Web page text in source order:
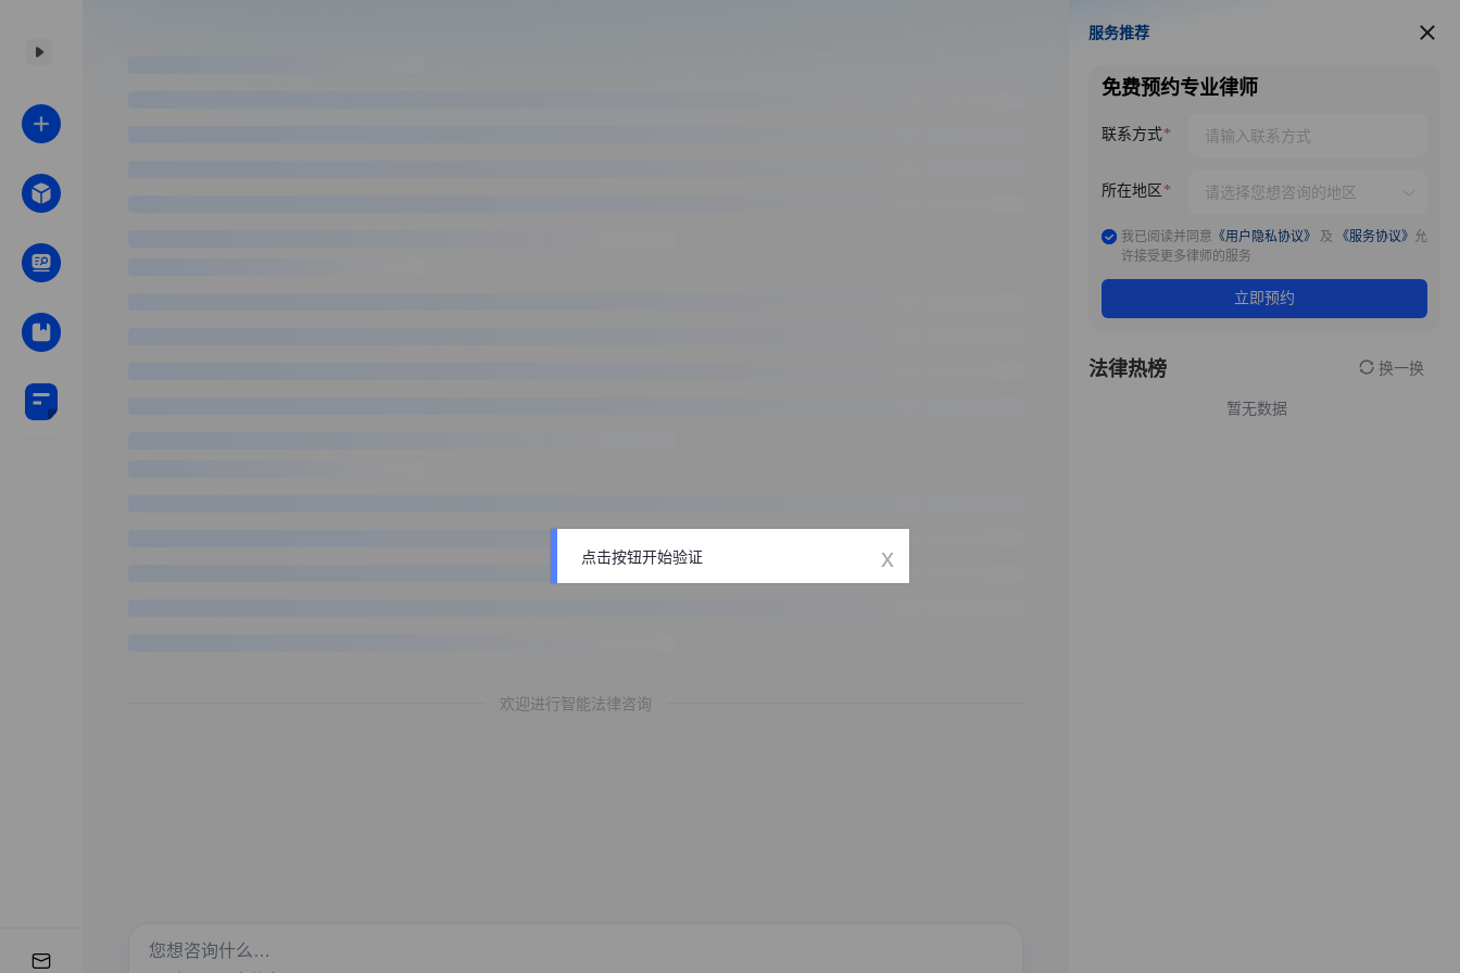
欢迎进行智能法律咨询
服务推荐
服务推荐
免费预约专业律师
联系方式
所在地区
我已阅读并同意 《用户隐私协议》 及 《服务协议》 允
许接受更多律师的服务
立即预约
法律热榜 换一换
暂无数据
点击按钮开始验证 x